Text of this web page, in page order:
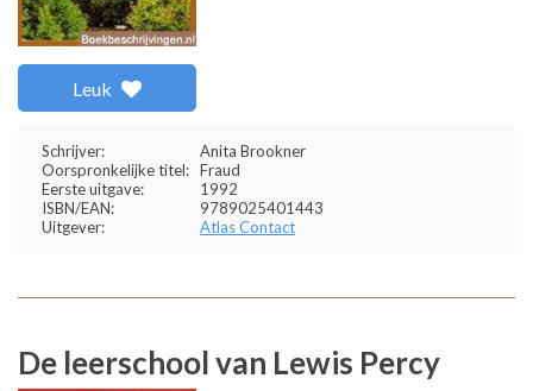
Leuk
Schrijver:
Anita Brookner
Oorspronkelijke titel: Fraud
Eerste uitgave:
1992
ISBN/EAN:
9789025401443
Uitgever:
Atlas Contact
De leerschool van Lewis Percy